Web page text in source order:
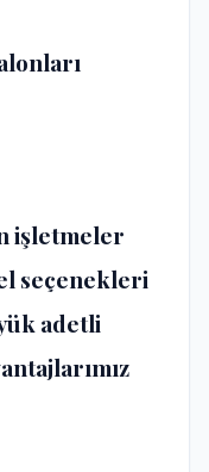
işletmeler
seçenekleri
adetli